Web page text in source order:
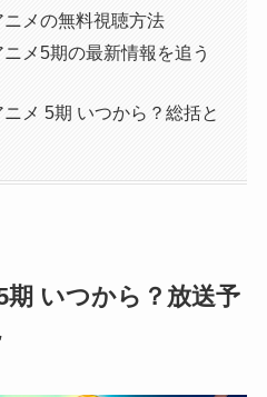
メの無料視聴方法
メ5期の最新情報を追う
メ 5期 いつから？総括と
いつから？放送予